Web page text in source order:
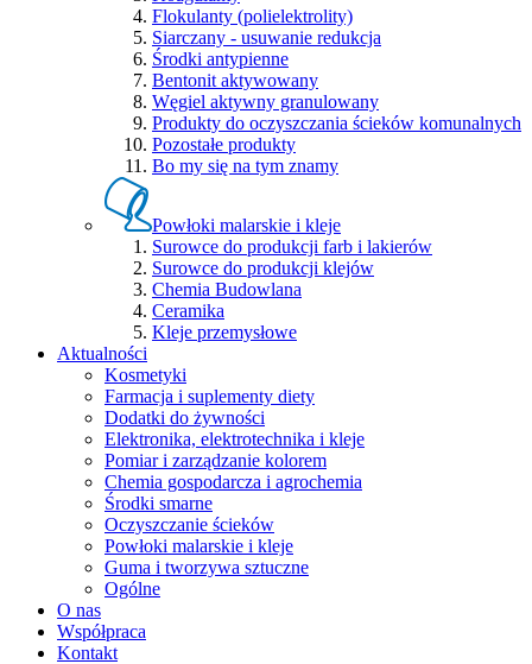
Flokulanty (polielektrolity)
Siarczany - usuwanie redukcja
Środki antypienne
Bentonit aktywowany
Węgiel aktywny granulowany
Produkty do oczyszczania ścieków komunalnych
Pozostałe produkty
Bo my się na tym znamy
Powłoki malarskie i kleje
Surowce do produkcji farb i lakierów
Surowce do produkcji klejów
Chemia Budowlana
Ceramika
Kleje przemysłowe
Aktualności
Kosmetyki
Farmacja i suplementy diety
Dodatki do żywności
Elektronika, elektrotechnika i kleje
Pomiar i zarządzanie kolorem
Chemia gospodarcza i agrochemia
Środki smarne
Oczyszczanie ścieków
Powłoki malarskie i kleje
Guma i tworzywa sztuczne
Ogólne
O nas
Współpraca
Kontakt